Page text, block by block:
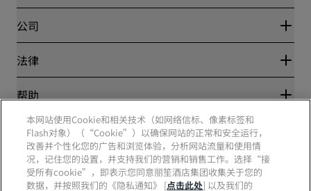
Blog
目的地
丽笙酒店集团APP
体育认证酒店
家庭友好型酒店
合作伙伴
公司
丽笙酒店集团
工作机会 RHG
工作机会 PPHE
工作机会 EHL
The Club by RHG
发展机会
责任经营
采购
法律
隐私中心
丽赏会条款和条件
网站使用协议
数字无障碍
现代奴隶制声明
帮助
消费者警示
联系方式
常见问题
网站地图
社交媒体
丽笙酒店集团品牌
本网站使用Cookie和相关技术（如网络信标、像素标签和
Flash对象）（“Cookie”）以确保网站的正常和安全运行，
改善并个性化您的广告和浏览体验，分析网站流量和使用情
况，记住您的设置，并支持我们的营销和销售工作。选择“接
受所有cookie”，即表示您同意丽笙酒店集团收集关于您的
数据，并按照我们的《隐私通知》 [点击此处] 以及我们的